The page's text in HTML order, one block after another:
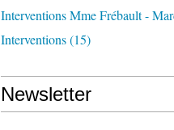
Interventions Mme Frébault -
Interventions(15)
Newsletter